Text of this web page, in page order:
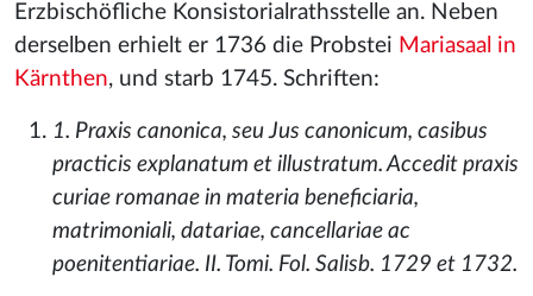
Erzbischöfliche Konsistorialrathsstelle an. Neben
derselben erhielt er 1736 die Probstei Mariasaal in
Kärnthen, und starb 1745. Schriften:
1. Praxis canonica, seu Jus canonicum, casibus
practicis explanatum et illustratum. Accedit praxis
curiae romanae in materia beneficiaria,
matrimoniali, datariae, cancellariae ac
poenitentiariae. II. Tomi. Fol. Salisb. 1729 et 1732.